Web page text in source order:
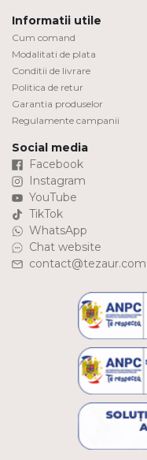
Informatii utile
Cum comand
Modalitati de plata
Conditii de livrare
Politica de retur
Garantia produselor
Regulamente campanii
Social media
Facebook
Instagram
YouTube
TikTok
WhatsApp
Chat website
contact@tezaur.com